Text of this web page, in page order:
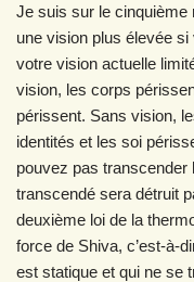
Je suis sur le cinquième
une vision plus élevée
votre vision actuelle
vision, les corps
périssent. Sans vision,
identités et les soi
pouvez pas transcender
transcendé sera détruit
deuxième loi de la
force de Shiva, c’est-à-
est statique et qui ne se